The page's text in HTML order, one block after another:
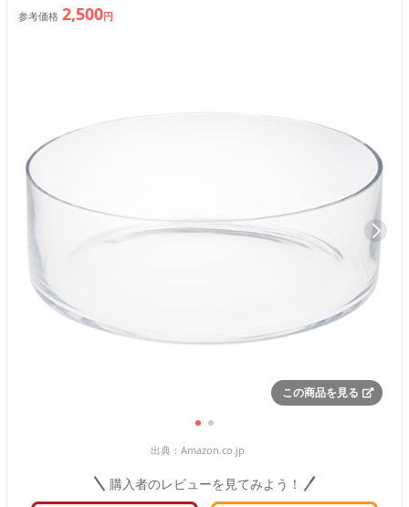
参考価格 2,500円
この商品を見る
出典： Amazon.co.jp
購入者のレビューを見てみよう！